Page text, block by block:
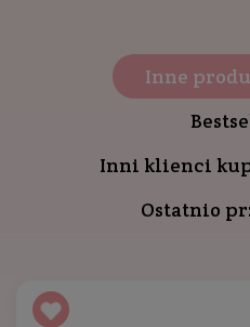
Inne
Inni klienci
Ostatnio